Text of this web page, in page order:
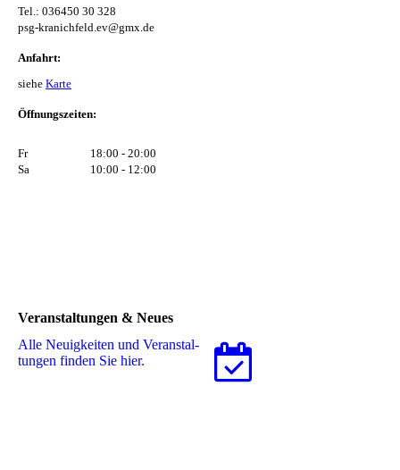
Tel.: 036450 30 328
psg-kranichfeld.ev@gmx.de
Anfahrt:
siehe Karte
Öffnungszeiten:
Fr
Sa
18:00 - 20:00
10:00 - 12:00
Veranstaltungen & Neues
Alle Neuigkeiten und Ver­an­stal­
tungen finden Sie hier.